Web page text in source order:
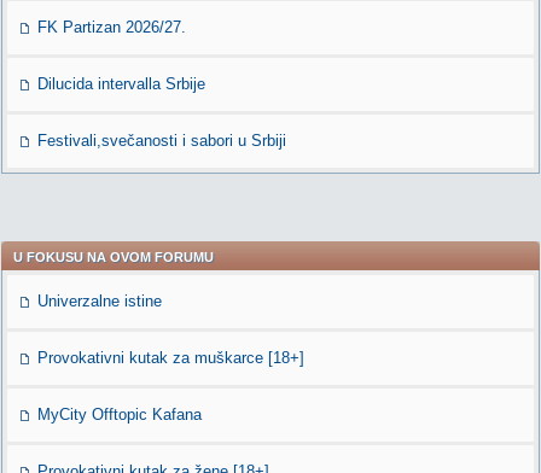
FK Partizan 2026/27.
Dilucida intervalla Srbije
Festivali,svečanosti i sabori u Srbiji
U FOKUSU NA OVOM FORUMU
Univerzalne istine
Provokativni kutak za muškarce [18+]
MyCity Offtopic Kafana